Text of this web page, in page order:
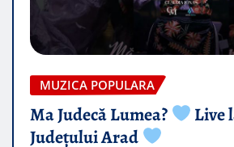
MUZICA POPULARA
Ma Judecă Lumea?
Live
Județului Arad